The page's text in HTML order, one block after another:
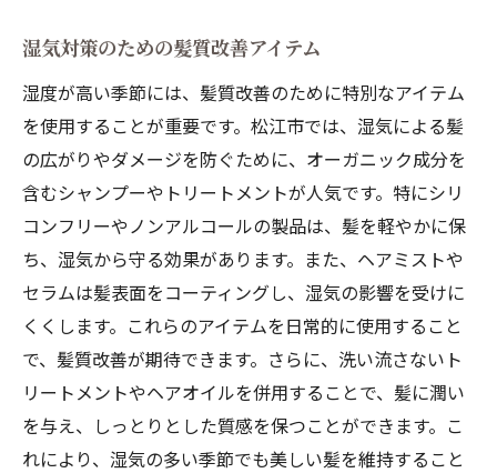
松江市の美容院の選び方
日本海側の気候と髪質改善松江市で実践するべ
きケア方法
日本海側特有の気候が髪に与える影響
松江市での季節ごとの髪質改善ケア
風が強い日の髪質改善対策
日本海側の湿気と髪質改善ケア
松江市で実践される気候に適したヘアケア
方法
地域特有の気候に対応する髪質改善のポイ
ント
髪質改善シャンプーの選び方松江市で人気のオ
湿気対策のための髪質改善アイテム
湿度が高い季節には、髪質改善のために特別なアイテム
を使用することが重要です。松江市では、湿気による髪
の広がりやダメージを防ぐために、オーガニック成分を
含むシャンプーやトリートメントが人気です。特にシリ
コンフリーやノンアルコールの製品は、髪を軽やかに保
ち、湿気から守る効果があります。また、ヘアミストや
セラムは髪表面をコーティングし、湿気の影響を受けに
くくします。これらのアイテムを日常的に使用すること
で、髪質改善が期待できます。さらに、洗い流さないト
リートメントやヘアオイルを併用することで、髪に潤い
を与え、しっとりとした質感を保つことができます。こ
れにより、湿気の多い季節でも美しい髪を維持すること